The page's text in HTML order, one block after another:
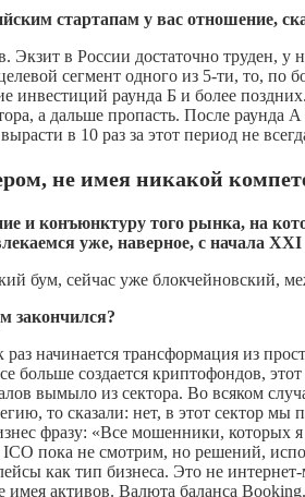
стартапам у вас отношение,
в России достаточно труден, у
сегмент одного из 5-ти, то, по
инвестиций раунда Б и более
а дальше пропасть. После раунда
в 10 раз за этот период не
не имея никакой
и конъюнктуру того рынка, на
уже, наверное, с начала XXI
бум, сейчас уже блокчейновский,
закончился?
начинается трансформация из
больше создается криптофондов,
вымыло из сектора. Во всяком
то сказали: нет, в этот сектор
фразу: «Все мошенники, которых
пока не смотрим, но решений,
как тип бизнеса. Это не
имея активов. Валюта баланса